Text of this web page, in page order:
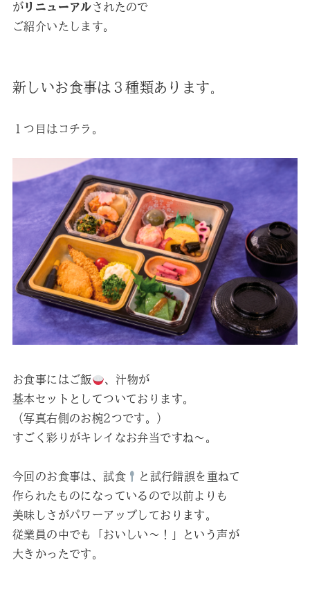
がリニューアルされたので
ご紹介いたします。
新しいお食事は３種類あります 。
１つ目はコチラ。
お食事にはご飯
、汁物が
基本セットとしてついております。
（写真右側のお椀2つです。）
すごく彩りがキレイなお弁当ですね～。
今回のお食事は、試食
と試行錯誤を重ねて
作られたものになっているので以前よりも
美味しさがパワーアップしております。
従業員の中でも「おいしい～！」という声が
大きかったです。